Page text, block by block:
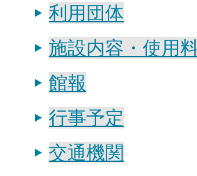
利用団体
施設内容・使用
館報
行事予定
交通機関